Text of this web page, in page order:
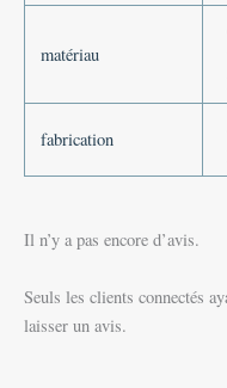
matériau
fabrication
Il n’y a pas encore d’avis.
Seuls les clients connectés
laisser un avis.